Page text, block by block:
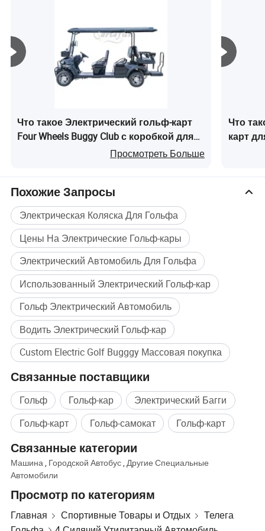
Подробные фотографии
Параметры продукта
Макс. Скорость 25 км/ч (регулируемый)
Способность
подъем
Что такое Электрический гольф-карт
Four Wheels Buggy Club с коробкой для
Просмотреть Больше
Что
карт
Похожие Запросы
Электрическая Коляска Для Гольфа
Цены На Электрические Гольф-кары
Электрический Автомобиль Для Гольфа
Использованный Электрический Гольф-кар
Гольф Электрический Автомобиль
Водить Электрический Гольф-кар
Custom Electric Golf Bugggy Массовая покупка
Связанные поставщики
Гольф Гольф-кар
Электрический Багги
Гольф-карт
Гольф-самокат Гольф-карт
Связанные категории
Машина, Городской Автобус,Другие Специальные
Автомобили
Просмотр по категориям
Главная Спортивные Товары и Отдых
Телега